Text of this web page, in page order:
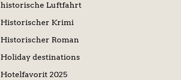
historische Luftfahrt
Historischer Krimi
Historischer Roman
Holiday destinations
Hotelfavorit 2025